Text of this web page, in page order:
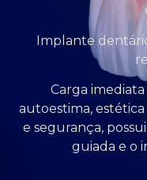
Implante
Carga
autoestima,
e segurança,
guiada e o